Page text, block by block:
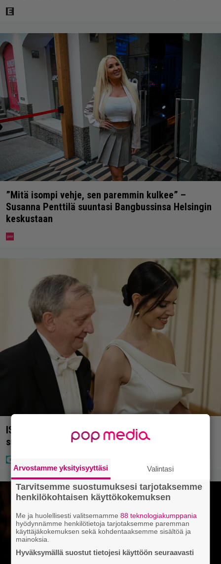
”Mitä isompi vehje, sen paremmin kulkee” –
Susanna Penttilä suuntasi Bangbussinsa Helsingin
keskustaan
IS: Hjalliksen ja Jasminen häissä suomalainen
supertähti
Arvostamme yksityisyyttäsi Valintasi
Tarvitsemme suostumuksesi tarjotaksemme
henkilökohtaisen käyttökokemuksen
Me ja huolellisesti valitsemamme88 teknologiakumppania
hyödynnämme henkilötietoja tarjotaksemme paremman
käyttäjäkokemuksen sekä kohdentaaksemme sisältöä ja
mainoksia.
Hyväksymällä suostut tietojesi käyttöön seuraavasti